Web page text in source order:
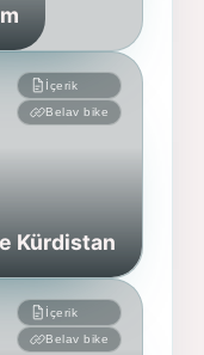
İçerik
Belav bike
Kürdistan
İçerik
Belav bike